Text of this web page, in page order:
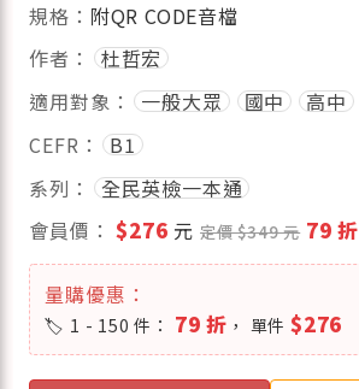
規格： 附QR CODE音檔
作者：
杜哲宏
適用對象：
一般大眾 國中 高中
CEFR：
B1
系列：
全民英檢一本通
會員價： $276 元定價 $349 元 79 折
量購優惠：
1 - 150 件： 79 折 ， 單件$276